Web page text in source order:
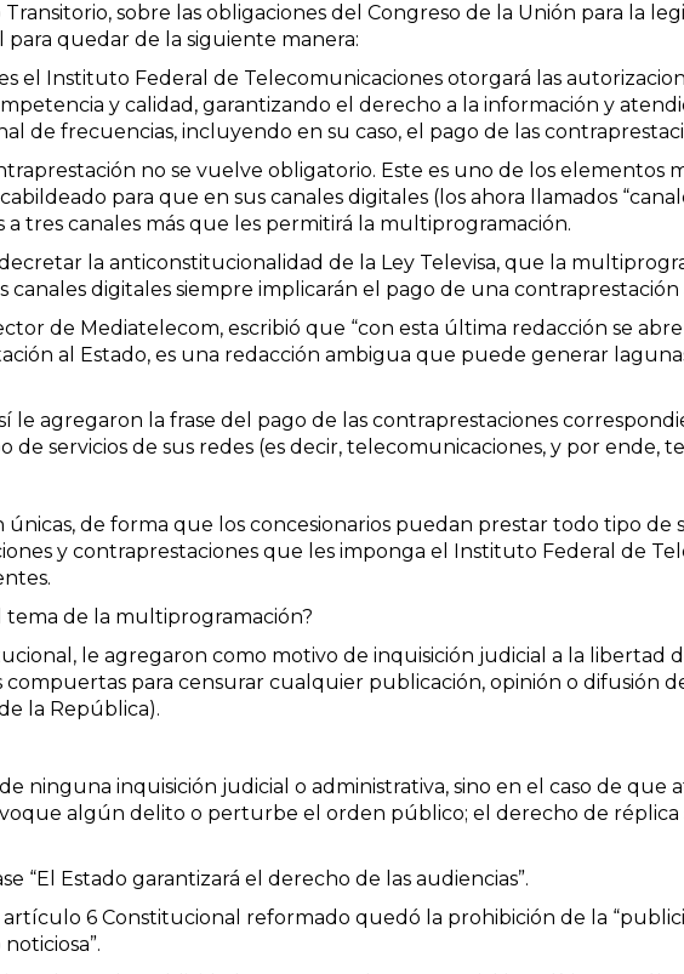
sobre las obligaciones del Congreso de la Unión para la
quedar de la siguiente manera:
el Instituto Federal de Telecomunicaciones otorgará las
y calidad, garantizando el derecho a la información y
de frecuencias, incluyendo en su caso, el pago de las
no se vuelve obligatorio. Este es uno de los elementos
para que en sus canales digitales (los ahora llamados
tres canales más que les permitirá la multiprogramación.
la anticonstitucionalidad de la Ley Televisa, que la
canales digitales siempre implicarán el pago de una contraprestación
de Mediatelecom, escribió que “con esta última redacción se
al Estado, es una redacción ambigua que puede generar
le agregaron la frase del pago de las contraprestaciones
servicios de sus redes (es decir, telecomunicaciones, y por ende,
únicas, de forma que los concesionarios puedan prestar todo tipo de
y contraprestaciones que les imponga el Instituto Federal de
tema de la multiprogramación?
le agregaron como motivo de inquisición judicial a la libertad
compuertas para censurar cualquier publicación, opinión o difusión
la República).
ninguna inquisición judicial o administrativa, sino en el caso de que
algún delito o perturbe el orden público; el derecho de réplica
“El Estado garantizará el derecho de las audiencias”.
6 Constitucional reformado quedó la prohibición de la